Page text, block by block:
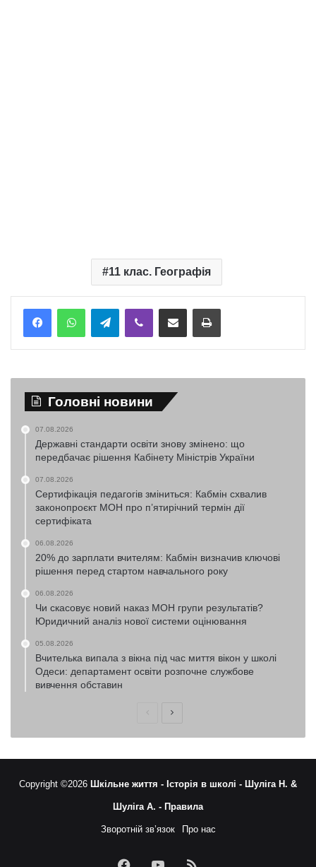
11 клас. Географія
TelegramViber Надіслати електронною поштоюНадрукувати
Головні новини
07.08.2026
Державні стандарти освіти знову змінено: що
передбачає рішення Кабінету Міністрів України
07.08.2026
Сертифікація педагогів зміниться: Кабмін схвалив
законопроєкт МОН про п’ятирічний термін дії
сертифіката
06.08.2026
20% до зарплати вчителям: Кабмін визначив ключові
рішення перед стартом навчального року
06.08.2026
Чи скасовує новий наказ МОН групи результатів?
Юридичний аналіз нової системи оцінювання
05.08.2026
Вчителька випала з вікна під час миття вікон у школі
Одеси: департамент освіти розпочне службове
вивчення обставин
ПопередняНаступна
Copyright ©2026 Шкільне життя - Історія в школі - Шуліга Н. &
Шуліга А. - Правила
Зворотній зв’язок Про нас
FacebookYouTubeRSS